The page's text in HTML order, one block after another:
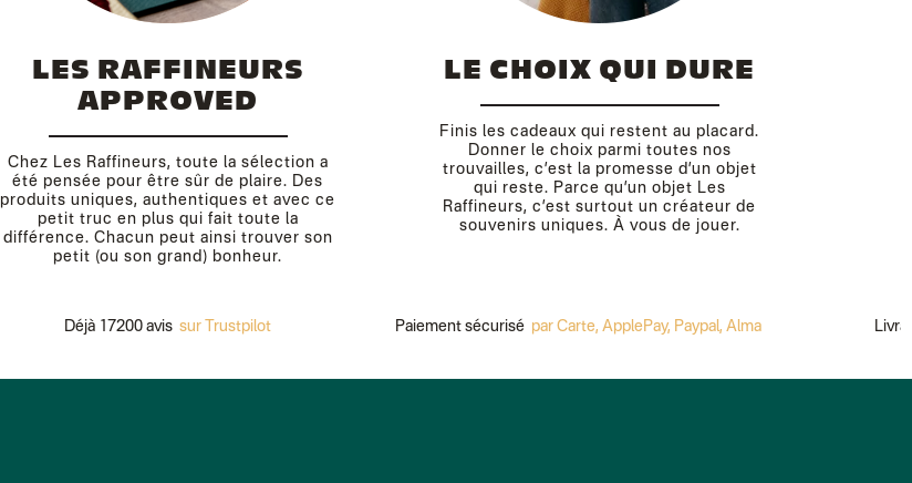
LES RAFFINEURS
APPROVED
Chez Les Raffineurs, toute la sélection a
été pensée pour être sûr de plaire. Des
produits uniques, authentiques et avec ce
petit truc en plus qui fait toute la
différence. Chacun peut ainsi trouver son
petit (ou son grand) bonheur.
LE CHOIX QUI DURE
Finis les cadeaux qui restent au placard.
Donner le choix parmi toutes nos
trouvailles, c’est la promesse d’un objet
qui reste. Parce qu’un objet Les
Raffineurs, c’est surtout un créateur de
souvenirs uniques. À vous de jouer.
Déjà 17200 avis sur Trustpilot Paiement sécurisé par Carte, ApplePay, Paypal, Alma